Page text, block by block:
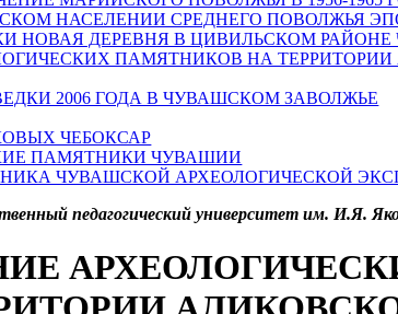
НАСЕЛЕНИИ СРЕДНЕГО ПОВОЛЖЬЯ
НОВАЯ ДЕРЕВНЯ В ЦИВИЛЬСКОМ
ПАМЯТНИКОВ НА
2006 ГОДА В ЧУВАШСКОМ ЗАВОЛЖЬЕ
ЧЕБОКСАР
ПАМЯТНИКИ ЧУВАШИИ
ЧУВАШСКОЙ АРХЕОЛОГИЧЕСКОЙ
педагогический университет им. И.Я.